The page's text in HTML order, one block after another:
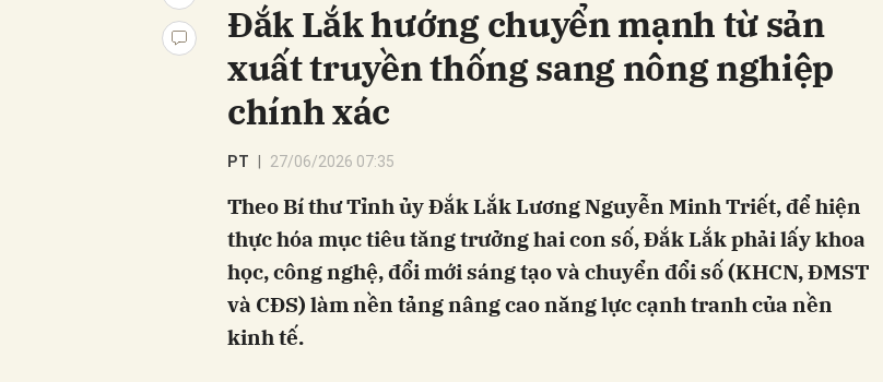
Đắk Lắk hướng chuyển mạnh từ sản
xuất truyền thống sang nông nghiệp
chính xác
PT 27/06/2026 07:35
Theo Bí thư Tỉnh ủy Đắk Lắk Lương Nguyễn Minh Triết, để hiện
thực hóa mục tiêu tăng trưởng hai con số, Đắk Lắk phải lấy khoa
học, công nghệ, đổi mới sáng tạo và chuyển đổi số (KHCN, ĐMST
và CĐS) làm nền tảng nâng cao năng lực cạnh tranh của nền
kinh tế.